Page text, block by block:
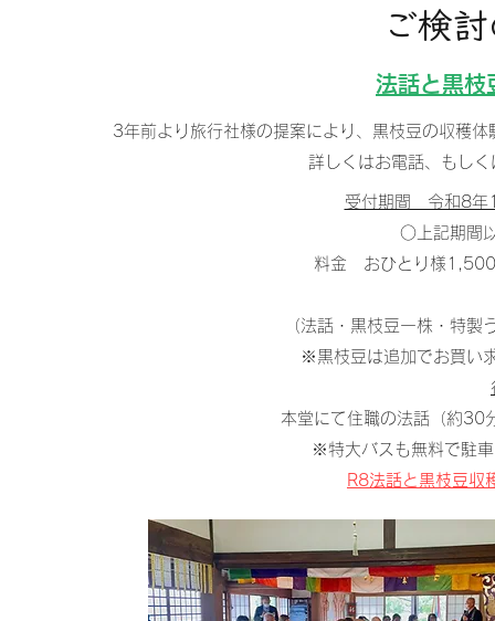
ご検
法話と黒枝
3年前より旅行社様の提案により、黒枝豆の収穫
詳しくはお電話、もし
受付期間 令和8年
○上記期間
料金 おひとり様1,500
（法話・黒枝豆一株・特製
※黒枝豆は追加でお買い
本堂にて住職の法話（約
※特大バスも無料で駐
R8法話と黒枝豆収